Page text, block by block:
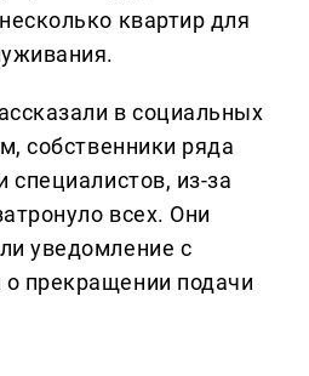
квартир для
в социальных
собственники ряда
специалистов, из-за
всех. Они
уведомление с
прекращении подачи